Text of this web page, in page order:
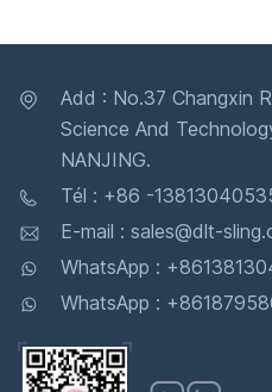
Add : No.37 Changxin
Science And
NANJING.
Tél : +86 -
E-mail : sales@dlt-
WhatsApp :
WhatsApp :